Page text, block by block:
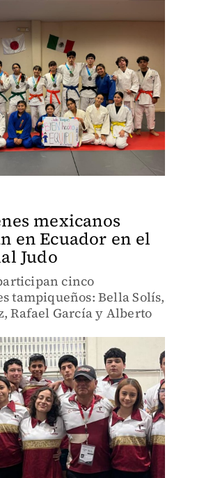
mexicanos
en Ecuador en el
Judo
cinco
tampiqueños: Bella Solís,
Rafael García y Alberto